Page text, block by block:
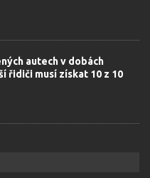
autech v dobách
řidiči musí získat 10 z 10